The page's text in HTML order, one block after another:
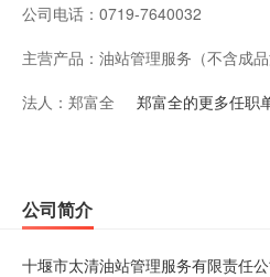
公司电话： 0719-7640032
主营产品： 油站管理服务（不含成
********
法人： 郑富全 郑富全的更多任职
公司简介
十堰市太清油站管理服务有限责任